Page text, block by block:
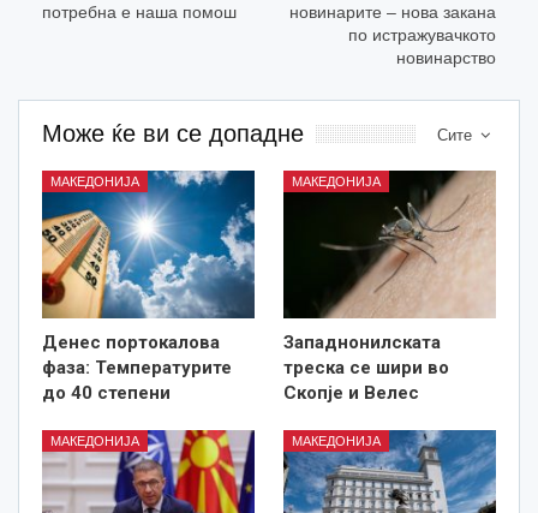
потребна е наша помош
новинарите – нова закана
по истражувачкото
новинарство
Сите
Може ќе ви се допадне
МАКЕДОНИЈА
Денес портокалова
фаза: Температурите
до 40 степени
МАКЕДОНИЈА
Западнонилската
треска се шири во
Скопје и Велес
МАКЕДОНИЈА МАКЕДОНИЈА